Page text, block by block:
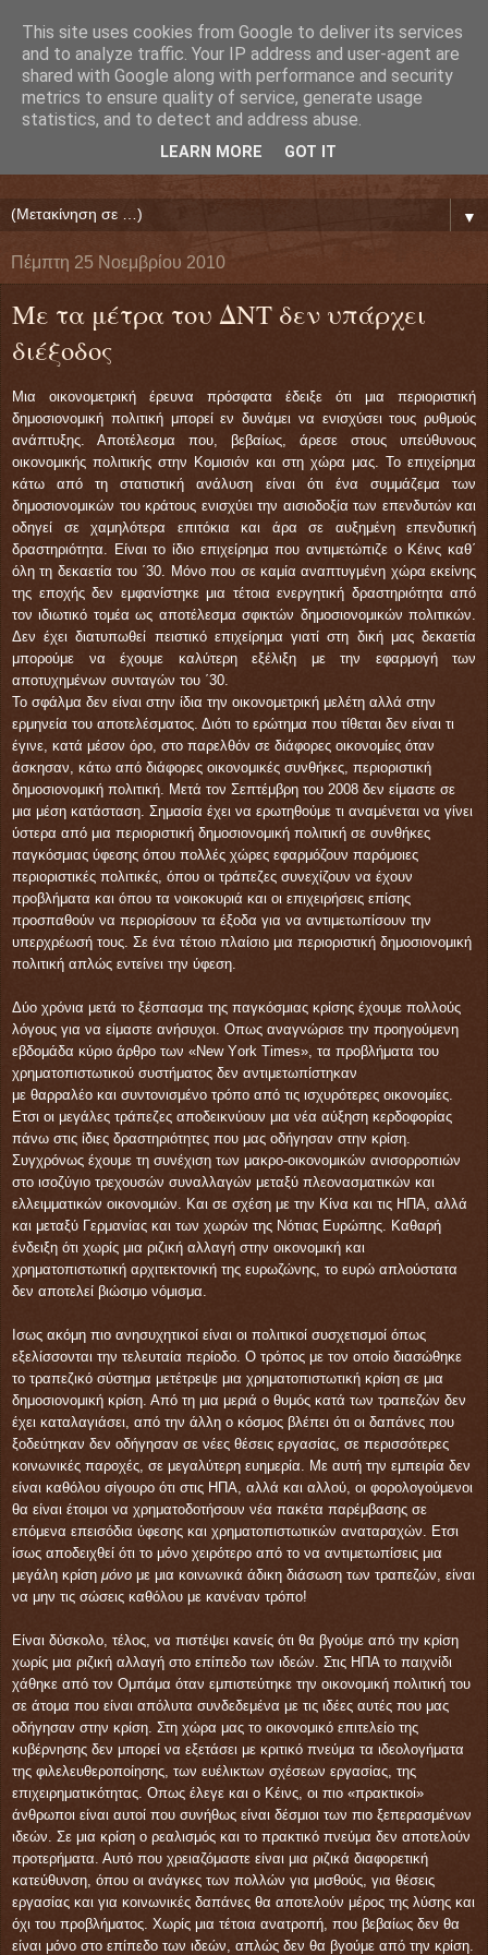
Ευάγγελος Κρητικός
ΠΡΟΕΔΡΟΣ ΕΘΝΙΚΗΣ ΟΜΟΣΠΟΝΔΙΑΣ ΔΑΝΕΙΟΛΗΠΤΩΝ
▼
Πέμπτη 25 Νοεμβρίου 2010
Με τα μέτρα του ΔΝΤ δεν υπάρχει
διέξοδος
Μια οικονομετρική έρευνα πρόσφατα έδειξε ότι μια περιοριστική
δημοσιονομική πολιτική μπορεί εν δυνάμει να ενισχύσει τους ρυθμούς
ανάπτυξης. Αποτέλεσμα που, βεβαίως, άρεσε στους υπεύθυνους
οικονομικής πολιτικής στην Κομισιόν και στη χώρα μας. Το επιχείρημα
κάτω από τη στατιστική ανάλυση είναι ότι ένα συμμάζεμα των
δημοσιονομικών του κράτους ενισχύει την αισιοδοξία των επενδυτών και
οδηγεί σε χαμηλότερα επιτόκια και άρα σε αυξημένη επενδυτική
δραστηριότητα. Είναι το ίδιο επιχείρημα που αντιμετώπιζε ο Κέινς καθ΄
όλη τη δεκαετία του ΄30. Μόνο που σε καμία αναπτυγμένη χώρα εκείνης
της εποχής δεν εμφανίστηκε μια τέτοια ενεργητική δραστηριότητα από
τον ιδιωτικό τομέα ως αποτέλεσμα σφικτών δημοσιονομικών πολιτικών.
Δεν έχει διατυπωθεί πειστικό επιχείρημα γιατί στη δική μας δεκαετία
μπορούμε να έχουμε καλύτερη εξέλιξη με την εφαρμογή των
αποτυχημένων συνταγών του ΄30.
Το σφάλμα δεν είναι στην ίδια την οικονομετρική μελέτη αλλά στην
ερμηνεία του αποτελέσματος. Διότι το ερώτημα που τίθεται δεν είναι τι
έγινε, κατά μέσον όρο, στο παρελθόν σε διάφορες οικονομίες όταν
άσκησαν, κάτω από διάφορες οικονομικές συνθήκες, περιοριστική
δημοσιονομική πολιτική. Μετά τον Σεπτέμβρη του 2008 δεν είμαστε σε
μια μέση κατάσταση. Σημασία έχει να ερωτηθούμε τι αναμένεται να γίνει
ύστερα από μια περιοριστική δημοσιονομική πολιτική σε συνθήκες
παγκόσμιας ύφεσης όπου πολλές χώρες εφαρμόζουν παρόμοιες
περιοριστικές πολιτικές, όπου οι τράπεζες συνεχίζουν να έχουν
προβλήματα και όπου τα νοικοκυριά και οι επιχειρήσεις επίσης
προσπαθούν να περιορίσουν τα έξοδα για να αντιμετωπίσουν την
υπερχρέωσή τους. Σε ένα τέτοιο πλαίσιο μια περιοριστική δημοσιονομική
πολιτική απλώς εντείνει την ύφεση.
Δύο χρόνια μετά το ξέσπασμα της παγκόσμιας κρίσης έχουμε πολλούς
λόγους για να είμαστε ανήσυχοι. Οπως αναγνώρισε την προηγούμενη
εβδομάδα κύριο άρθρο των «Νew Υork Τimes», τα προβλήματα του
χρηματοπιστωτικού συστήματος δεν αντιμετωπίστηκαν
με θαρραλέο και συντονισμένο τρόπο από τις ισχυρότερες οικονομίες.
Ετσι οι μεγάλες τράπεζες αποδεικνύουν μια νέα αύξηση κερδοφορίας
πάνω στις ίδιες δραστηριότητες που μας οδήγησαν στην κρίση.
Συγχρόνως έχουμε τη συνέχιση των μακρο-οικονομικών ανισορροπιών
στο ισοζύγιο τρεχουσών συναλλαγών μεταξύ πλεονασματικών και
ελλειμματικών οικονομιών. Και σε σχέση με την Κίνα και τις ΗΠΑ, αλλά
και μεταξύ Γερμανίας και των χωρών της Νότιας Ευρώπης. Καθαρή
ένδειξη ότι χωρίς μια ριζική αλλαγή στην οικονομική και
χρηματοπιστωτική αρχιτεκτονική της ευρωζώνης, το ευρώ απλούστατα
δεν αποτελεί βιώσιμο νόμισμα.
Ισως ακόμη πιο ανησυχητικοί είναι οι πολιτικοί συσχετισμοί όπως
εξελίσσονται την τελευταία περίοδο. Ο τρόπος με τον οποίο διασώθηκε
το τραπεζικό σύστημα μετέτρεψε μια χρηματοπιστωτική κρίση σε μια
δημοσιονομική κρίση. Από τη μια μεριά ο θυμός κατά των τραπεζών δεν
έχει καταλαγιάσει, από την άλλη ο κόσμος βλέπει ότι οι δαπάνες που
ξοδεύτηκαν δεν οδήγησαν σε νέες θέσεις εργασίας, σε περισσότερες
κοινωνικές παροχές, σε μεγαλύτερη ευημερία. Με αυτή την εμπειρία δεν
είναι καθόλου σίγουρο ότι στις ΗΠΑ, αλλά και αλλού, οι φορολογούμενοι
θα είναι έτοιμοι να χρηματοδοτήσουν νέα πακέτα παρέμβασης σε
επόμενα επεισόδια ύφεσης και χρηματοπιστωτικών αναταραχών. Ετσι
ίσως αποδειχθεί ότι το μόνο χειρότερο από το να αντιμετωπίσεις μια
μεγάλη κρίση μόνο με μια κοινωνικά άδικη διάσωση των τραπεζών, είναι
να μην τις σώσεις καθόλου με κανέναν τρόπο!
Είναι δύσκολο, τέλος, να πιστέψει κανείς ότι θα βγούμε από την κρίση
χωρίς μια ριζική αλλαγή στο επίπεδο των ιδεών. Στις ΗΠΑ το παιχνίδι
χάθηκε από τον Ομπάμα όταν εμπιστεύτηκε την οικονομική πολιτική του
σε άτομα που είναι απόλυτα συνδεδεμένα με τις ιδέες αυτές που μας
οδήγησαν στην κρίση. Στη χώρα μας το οικονομικό επιτελείο της
κυβέρνησης δεν μπορεί να εξετάσει με κριτικό πνεύμα τα ιδεολογήματα
της φιλελευθεροποίησης, των ευέλικτων σχέσεων εργασίας, της
επιχειρηματικότητας. Οπως έλεγε και ο Κέινς, οι πιο «πρακτικοί»
άνθρωποι είναι αυτοί που συνήθως είναι δέσμιοι των πιο ξεπερασμένων
ιδεών. Σε μια κρίση ο ρεαλισμός και το πρακτικό πνεύμα δεν αποτελούν
προτερήματα. Αυτό που χρειαζόμαστε είναι μια ριζικά διαφορετική
κατεύθυνση, όπου οι ανάγκες των πολλών για μισθούς, για θέσεις
εργασίας και για κοινωνικές δαπάνες θα αποτελούν μέρος της λύσης και
όχι του προβλήματος. Χωρίς μια τέτοια ανατροπή, που βεβαίως δεν θα
είναι μόνο στο επίπεδο των ιδεών, απλώς δεν θα βγούμε από την κρίση.
This site uses cookies from Google to deliver its services
and to analyze traffic. Your IP address and user-agent are
shared with Google along with performance and security
metrics to ensure quality of service, generate usage
statistics, and to detect and address abuse.
LEARN MORE GOT IT